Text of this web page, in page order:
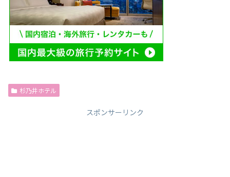
杉乃井ホテル
スポンサーリンク